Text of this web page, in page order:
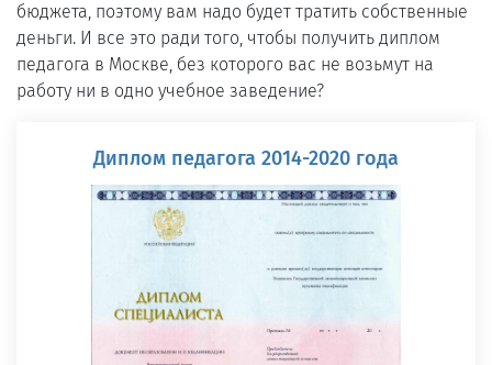
бюджета, поэтому вам надо будет тратить собственные
деньги. И все это ради того, чтобы получить диплом
педагога в Москве, без которого вас не возьмут на
работу ни в одно учебное заведение?
Диплом педагога 2014-2020 года